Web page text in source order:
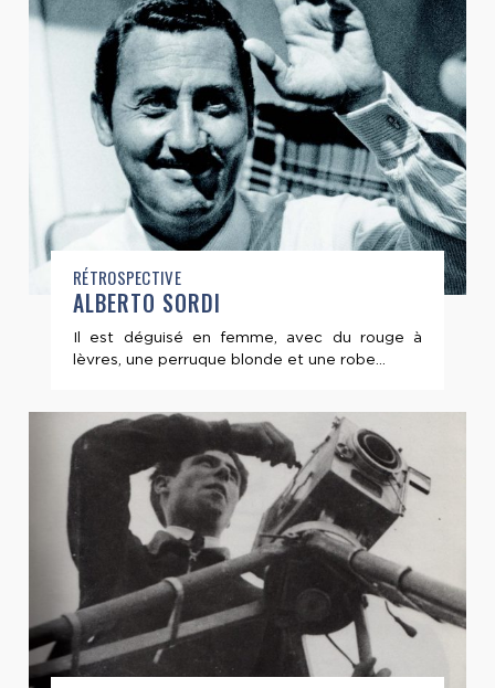
RÉTROSPECTIVE
ALBERTO SORDI
Il est déguisé en femme, avec du rouge à
lèvres, une perruque blonde et une robe...